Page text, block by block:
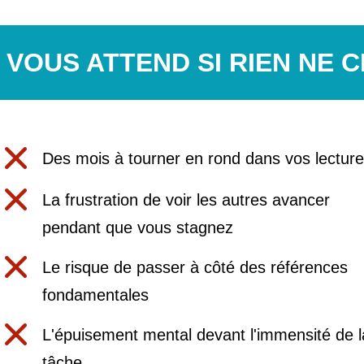
ATTEND SI RIEN NE
Des mois à tourner en rond dans vos
La frustration de voir les autres avancer
pendant que vous stagnez
Le risque de passer à côté des références
fondamentales
L'épuisement mental devant l'immensité de